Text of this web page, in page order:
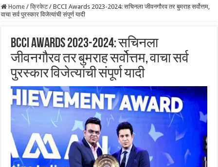
Home / क्रिकेट / BCCI Awards 2023-2024: सचिनला जीवनगौरव तर बुमराह सर्वोत्तम,
वाचा सर्व पुरस्कार विजेत्यांची संपूर्ण यादी
BCCI Awards 2023-2024: सचिनला
जीवनगौरव तर बुमराह सर्वोत्तम, वाचा सर्व
पुरस्कार विजेत्यांची संपूर्ण यादी